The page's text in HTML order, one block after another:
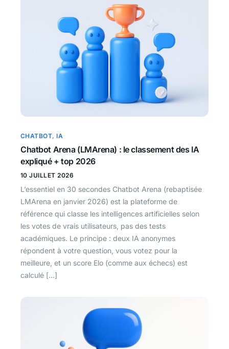
CHATBOT,IA
Chatbot Arena (LMArena) : le classement des IA
expliqué + top 2026
10 JUILLET 2026
L’essentiel en 30 secondes Chatbot Arena (rebaptisée
LMArena en janvier 2026) est la plateforme de
référence qui classe les intelligences artificielles selon
les votes de vrais utilisateurs, pas des tests
académiques. Le principe : deux IA anonymes
répondent à votre question, vous votez pour la
meilleure, et un score Elo (comme aux échecs) est
calculé […]